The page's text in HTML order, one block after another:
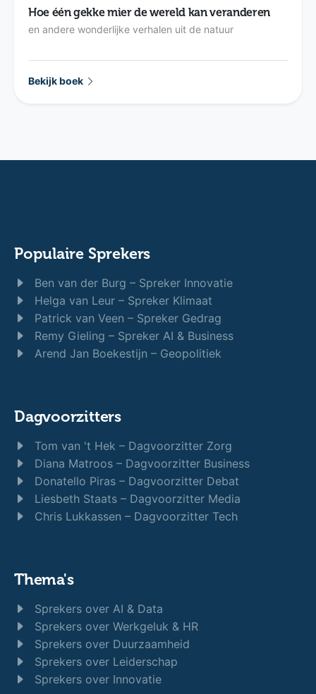
Hoe één gekke mier de wereld kan veranderen
en andere wonderlijke verhalen uit de natuur
Bekijk boek
Populaire Sprekers
Ben van der Burg – Spreker Innovatie
Helga van Leur – Spreker Klimaat
Patrick van Veen – Spreker Gedrag
Remy Gieling – Spreker AI & Business
Arend Jan Boekestijn – Geopolitiek
Dagvoorzitters
Tom van 't Hek – Dagvoorzitter Zorg
Diana Matroos – Dagvoorzitter Business
Donatello Piras – Dagvoorzitter Debat
Liesbeth Staats – Dagvoorzitter Media
Chris Lukkassen – Dagvoorzitter Tech
Thema's
Sprekers over AI & Data
Sprekers over Werkgeluk & HR
Sprekers over Duurzaamheid
Sprekers over Leiderschap
Sprekers over Innovatie